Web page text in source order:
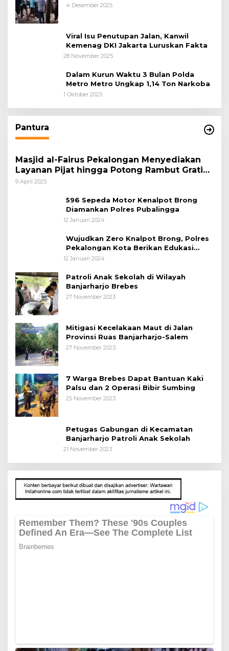
Tangerang, Diduga Cacat Hukum Sejak
4 Desember 2025
Viral Isu Penutupan Jalan, Kanwil
Kemenag DKI Jakarta Luruskan Fakta
28 November 2025
Dalam Kurun Waktu 3 Bulan Polda
Metro Metro Ungkap 1,14 Ton Narkoba
1 Oktober 2025
Pantura
Masjid al-Fairus Pekalongan Menyediakan
Layanan Pijat hingga Potong Rambut Gratis
bagi Pemudik Lebaran 2025
9 April 2025
596 Sepeda Motor Kenalpot Brong
Diamankan Polres Pubalingga
12 Januari 2024
Wujudkan Zero Knalpot Brong, Polres
Pekalongan Kota Berikan Edukasi
Kepada Pelajar
12 Januari 2024
Patroli Anak Sekolah di Wilayah
Banjarharjo Brebes
27 November 2023
Mitigasi Kecelakaan Maut di Jalan
Provinsi Ruas Banjarharjo-Salem
27 November 2023
7 Warga Brebes Dapat Bantuan Kaki
Palsu dan 2 Operasi Bibir Sumbing
25 November 2023
Petugas Gabungan di Kecamatan
Banjarharjo Patroli Anak Sekolah
21 November 2023